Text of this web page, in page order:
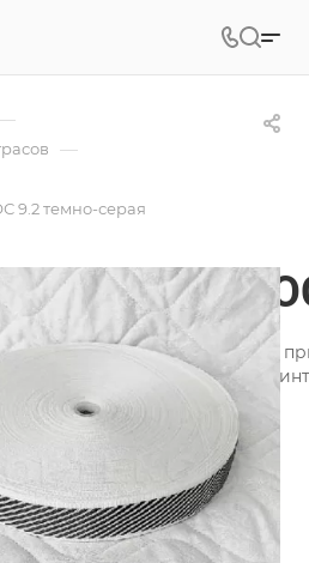
—
9.2 темно-серая
А-
необходимая составляющая
аксессуаров для оформления
Заказать
вопрос